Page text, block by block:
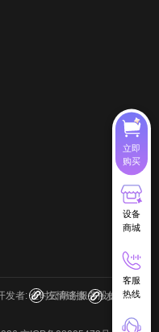
发者: 全时云商务服务股份有限
友情链接 友情链接
立即
购买
设备
商城
客服
热线